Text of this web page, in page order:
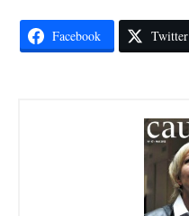
Facebook Twitter